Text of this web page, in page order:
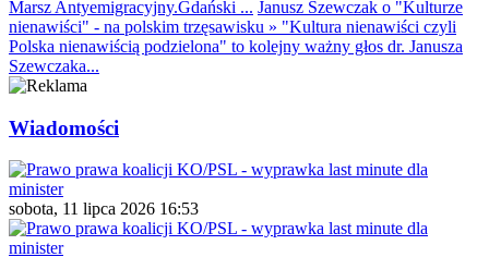
Marsz Antyemigracyjny.Gdański ... Janusz Szewczak o "Kulturze
nienawiści" - na polskim trzęsawisku » "Kultura nienawiści czyli
Polska nienawiścią podzielona" to kolejny ważny głos dr. Janusza
Szewczaka...
Wiadomości
sobota, 11 lipca 2026 16:53